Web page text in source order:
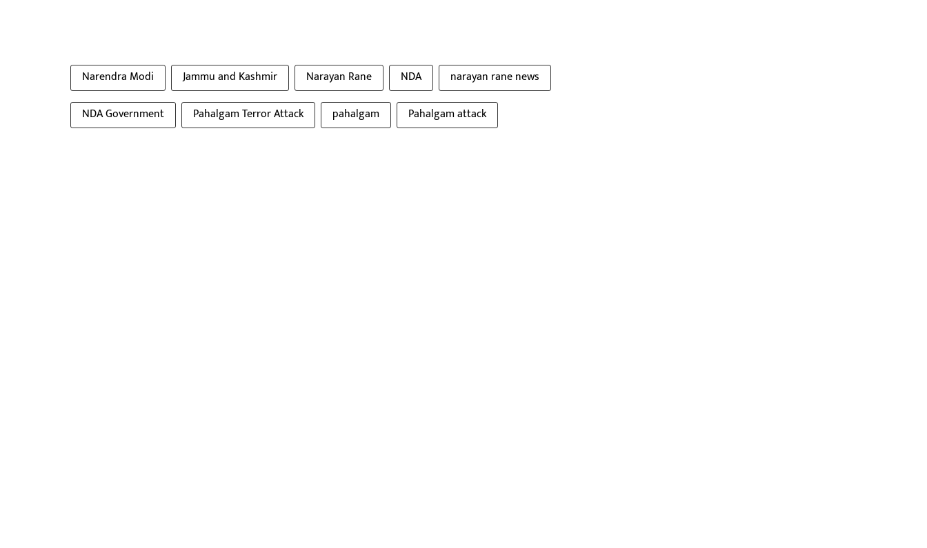
Narendra Modi Jammu and Kashmir Narayan Rane NDA
narayan rane news
NDA Government
Pahalgam Terror Attack pahalgam Pahalgam attack